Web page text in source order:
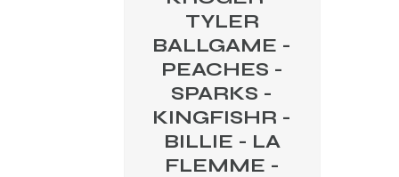
TYLER
BALLGAME -
PEACHES -
SPARKS -
KINGFISHR -
BILLIE - LA
FLEMME -